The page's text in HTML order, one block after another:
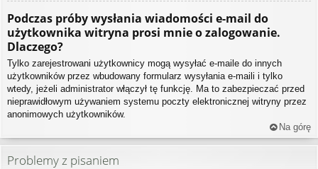
Podczas próby wysłania wiadomości e-mail do
użytkownika witryna prosi mnie o zalogowanie.
Dlaczego?
Tylko zarejestrowani użytkownicy mogą wysyłać e-maile do innych
użytkowników przez wbudowany formularz wysyłania e-maili i tylko
wtedy, jeżeli administrator włączył tę funkcję. Ma to zabezpieczać przed
nieprawidłowym używaniem systemu poczty elektronicznej witryny przez
anonimowych użytkowników.
Na górę
Problemy z pisaniem